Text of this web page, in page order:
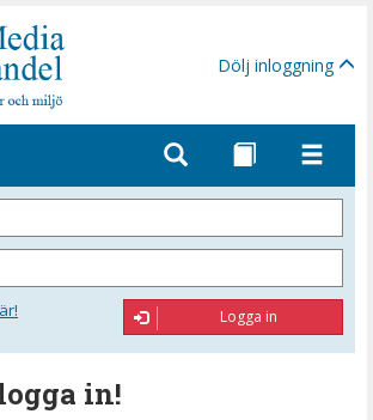
Dölj inloggning
Logga in
in!